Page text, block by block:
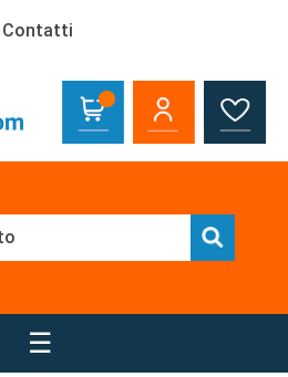
Contatti
☰